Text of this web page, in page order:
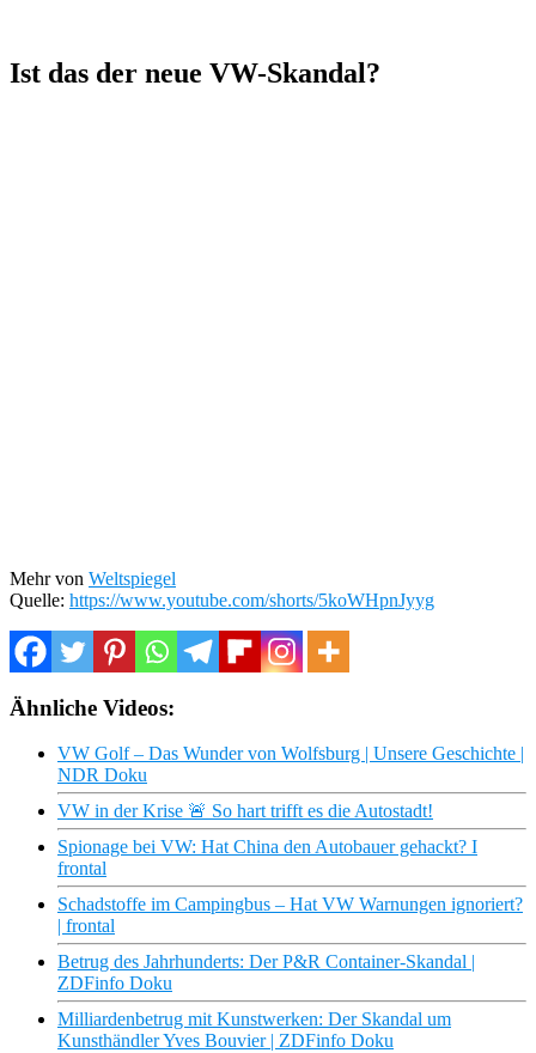
Ist das der neue VW-Skandal?
Mehr von Weltspiegel
Quelle: https://www.youtube.com/shorts/5koWHpnJyyg
Ähnliche Videos:
VW Golf – Das Wunder von Wolfsburg | Unsere Geschichte |
NDR Doku
VW in der Krise 🚨 So hart trifft es die Autostadt!
Spionage bei VW: Hat China den Autobauer gehackt? I
frontal
Schadstoffe im Campingbus – Hat VW Warnungen ignoriert?
| frontal
Betrug des Jahrhunderts: Der P&R Container-Skandal |
ZDFinfo Doku
Milliardenbetrug mit Kunstwerken: Der Skandal um
Kunsthändler Yves Bouvier | ZDFinfo Doku